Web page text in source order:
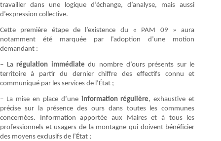
travailler dans une logique d’échange, d’analyse, mais aussi
d’expression collective.
Cette première étape de l’existence du « PAM 09 » aura
notamment été marquée par l’adoption d’une motion
demandant :
– Larégulation immédiatedu nombre d’ours présents sur le
territoire à partir du dernier chiffre des effectifs connu et
communiqué par les services de l’État ;
– La mise en place d’une information régulière, exhaustive et
précise sur la présence des ours dans toutes les communes
concernées. Information apportée aux Maires et à tous les
professionnels et usagers de la montagne qui doivent bénéficier
des moyens exclusifs de l’État ;